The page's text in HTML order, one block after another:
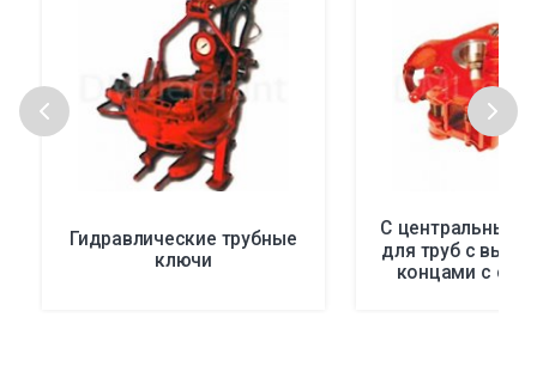
Гидравлические трубные
ключи
С центральным
для труб с
концами с